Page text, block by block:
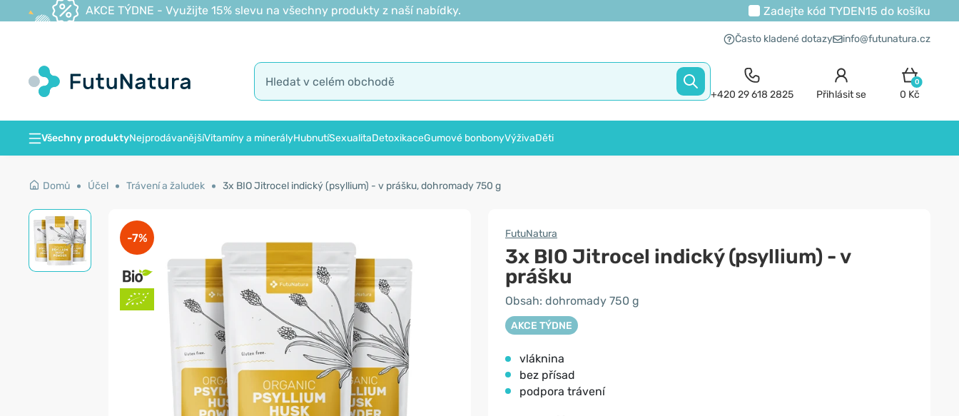
AKCE TÝDNE - Využijte 15% slevu na všechny produkty z naší nabídky. Zadejte kód TYDEN15 do košíku
Často kladené dotazy info@futunatura.cz
+420 29 618 2825 Přihlásit se
0
0 Kč
Všechny produktyNejprodávanějšíVitamíny a minerályHubnutíSexualitaDetoxikaceGumové bonbonyVýživaDěti
Domů Účel Trávení a žaludek 3x BIO Jitrocel indický (psyllium) - v prášku, dohromady 750 g
-7% FutuNatura
3x BIO Jitrocel indický (psyllium) - v
prášku
Obsah: dohromady 750 g
AKCE TÝDNE
vláknina
bez přísad
podpora trávení